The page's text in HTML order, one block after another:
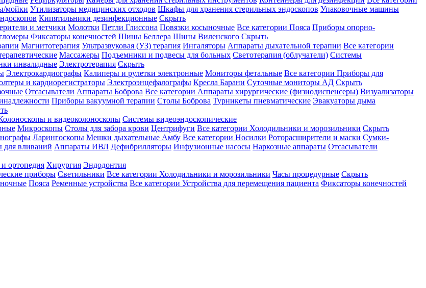
мойки Утилизаторы медицинских отходов Шкафы для хранения стерильных эндоскопов Упаковочные машины
Кипятильники дезинфекционные Скрыть
и метчики Молотки Петли Глиссона Повязки косыночные Все категории Пояса Приборы опорно-
Фиксаторы конечностей Шины Беллера Шины Виленского Скрыть
Магнитотерапия Ультразвуковая (УЗ) терапия Ингаляторы Аппараты дыхательной терапии Все категории
Массажеры Подъемники и подвесы для больных Светотерапия (облучатели) Системы
инвалидные Электротерапия Скрыть
Электрокардиографы Калиперы и рулетки электронные Мониторы фетальные Все категории Приборы для
и кардиорегистраторы Электроэнцефалографы Кресла Барани Суточные мониторы АД Скрыть
Отсасыватели Аппараты Боброва Все категории Аппараты хирургические (физиодиспенсеры) Визуализаторы
Приборы вакуумной терапии Столы Боброва Турникеты пневматические Эвакуаторы дыма
и видеоколоноскопы Системы видеоэндоскопические
Микроскопы Столы для забора крови Центрифуги Все категории Холодильники и морозильники Скрыть
Ларингоскопы Мешки дыхательные Амбу Все категории Носилки Роторасширители и маски Сумки-
вливаний Аппараты ИВЛ Дефибрилляторы Инфузионные насосы Наркозные аппараты Отсасыватели
ортопедия Хирургия Эндодонтия
приборы Светильники Все категории Холодильники и морозильники Часы процедурные Скрыть
Пояса Ременные устройства Все категории Устройства для перемещения пациента Фиксаторы конечностей